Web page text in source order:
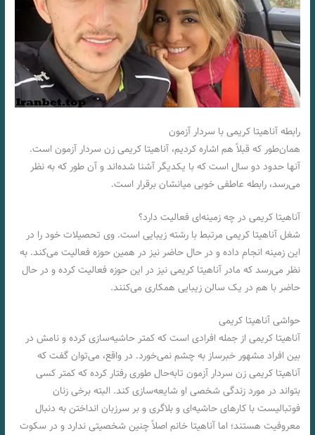
رابطه آناهیتا کریمی با سردار آزمون
همان‌طور که قبلاً هم اشاره کردیم، آناهیتا کریمی زن سردار آزمون است.
آنها حدود دو سال است که با یکدیگر آشنا شده‌اند و آن طور که به نظر
می‌رسد، رابطه عاطفی خوبی میانشان برقرار است.
آناهیتا کریمی در چه زمینه‌ای فعالیت دارد؟
شغل آناهیتا کریمی مرتبط با رشته زیبایی است. وی تحصیلات خود را در
این زمینه انجام داده و در حال حاضر نیز در همین حوزه فعالیت می‌کند. به
نظر می‌رسد که مادر آناهیتا کریمی نیز در این حوزه فعالیت کرده و در حال
حاضر با هم در یک سالن زیبایی همکاری می‌کنند.
حواشی آناهیتا کریمی
آناهیتا کریمی از جمله افرادی است که کمتر حاشیه‌سازی کرده و نامش در
بین افراد مشهور خبرساز به چشم نمی‌خورد. در واقع، می‌توان گفت که
آناهیتا کریمی زن سردار آزمون تابه‌حال طوری رفتار کرده که کمتر کسی
بتواند در مورد زندگی شخصی او شایعه‌سازی کند. البته برخی زنان
فوتبالیست با کارهای حاشیه‌ای و بلاگری و بر سرزبان انداختن به دنبال
معروفیت هستند؛ اما آناهیتا خانم اصلاً چنین شخصیتی ندارد و در سکوت